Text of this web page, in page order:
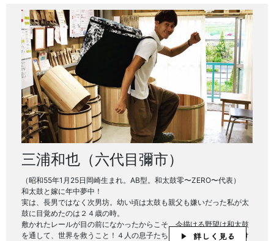
三浦和也（六代目彌市）
（昭和55年1月25日岡崎生まれ。AB型。和太鼓零〜ZERO〜代表）
和太鼓と嫁に年中夢中！
実は、長男ではなく次男坊。幼い頃は太鼓も親父も嫌いだった私が太
鼓に目覚めたのは２４歳の時。
敷かれたレールが目の前になかったからこそ、今描ける野望は和太鼓
を通して、世界を救うこと！４人の息子たちもみんな太鼓打ち！受け